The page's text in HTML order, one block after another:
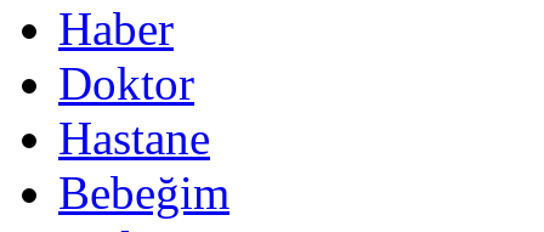
Haber
Doktor
Hastane
Bebeğim